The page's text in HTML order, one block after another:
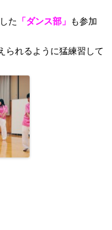
た 「ダンス部」
も参加
られるように猛練習して